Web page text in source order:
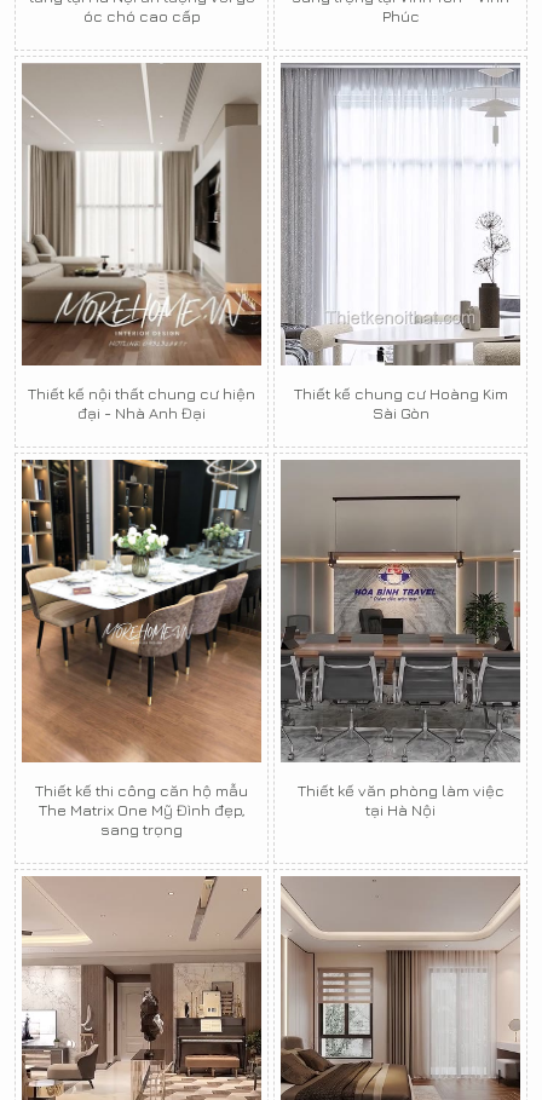
óc chó cao cấp
Phúc
Thiết kế nội thất chung cư hiện
đại - Nhà Anh Đại
Thiết kế chung cư Hoàng Kim
Sài Gòn
Thiết kế thi công căn hộ mẫu
The Matrix One Mỹ Đình đẹp,
sang trọng
Thiết kế văn phòng làm việc
tại Hà Nội